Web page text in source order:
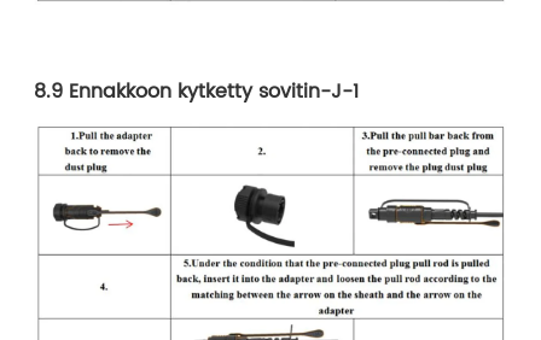
8.9 Ennakkoon kytketty sovitin-J-1